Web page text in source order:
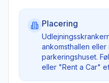
Placering
ankomsthallen
parkeringshuset.
eller "Rent a Car"